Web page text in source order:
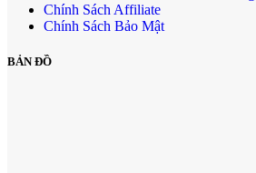
Chính Sách Affiliate
Chính Sách Bảo Mật
BẢN ĐỒ